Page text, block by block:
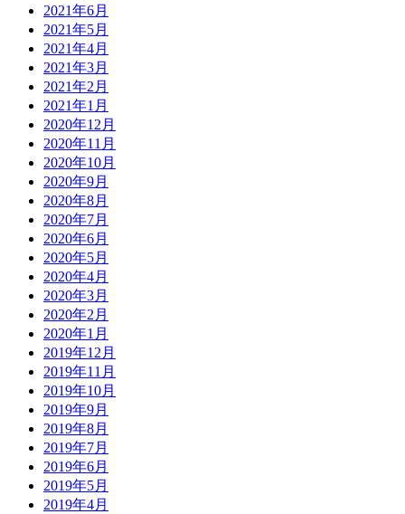
2021年6月
2021年5月
2021年4月
2021年3月
2021年2月
2021年1月
2020年12月
2020年11月
2020年10月
2020年9月
2020年8月
2020年7月
2020年6月
2020年5月
2020年4月
2020年3月
2020年2月
2020年1月
2019年12月
2019年11月
2019年10月
2019年9月
2019年8月
2019年7月
2019年6月
2019年5月
2019年4月